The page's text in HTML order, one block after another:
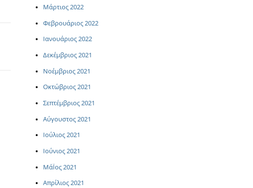
Μάρτιος 2022
Φεβρουάριος 2022
Ιανουάριος 2022
Δεκέμβριος 2021
Νοέμβριος 2021
Οκτώβριος 2021
Σεπτέμβριος 2021
Αύγουστος 2021
Ιούλιος 2021
Ιούνιος 2021
ΜάΪος 2021
Απρίλιος 2021